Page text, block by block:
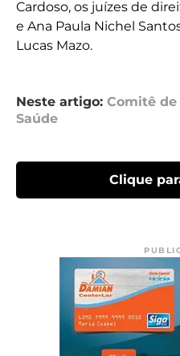
Cardoso, os juízes de
e Ana Paula Nichel
Lucas Mazo.
Neste artigo: Comitê de
Saúde
Clique